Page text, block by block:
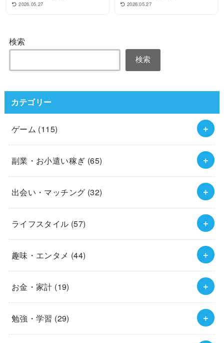
2026.05.27 2026.05.27
検索
検索
カテゴリー
ゲーム (115)
副業・お小遣い稼ぎ (65)
出会い・マッチング (32)
ライフスタイル (57)
趣味・エンタメ (44)
お金・家計 (19)
勉強・学習 (29)